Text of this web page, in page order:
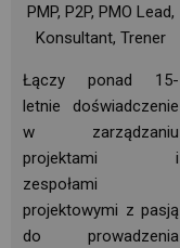
PMP, P2P, PMO Lead,
Konsultant, Trener
Łączy ponad 15-
letnie doświadczenie
w zarządzaniu
projektami i
zespołami
projektowymi z pasją
do prowadzenia